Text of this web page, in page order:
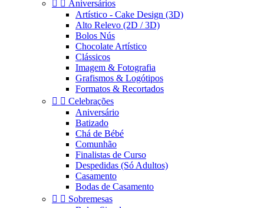
  Aniversários
Artístico - Cake Design (3D)
Alto Relevo (2D / 3D)
Bolos Nús
Chocolate Artístico
Clássicos
Imagem & Fotografia
Grafismos & Logótipos
Formatos & Recortados
  Celebrações
Aniversário
Batizado
Chá de Bébé
Comunhão
Finalistas de Curso
Despedidas (Só Adultos)
Casamento
Bodas de Casamento
  Sobremesas